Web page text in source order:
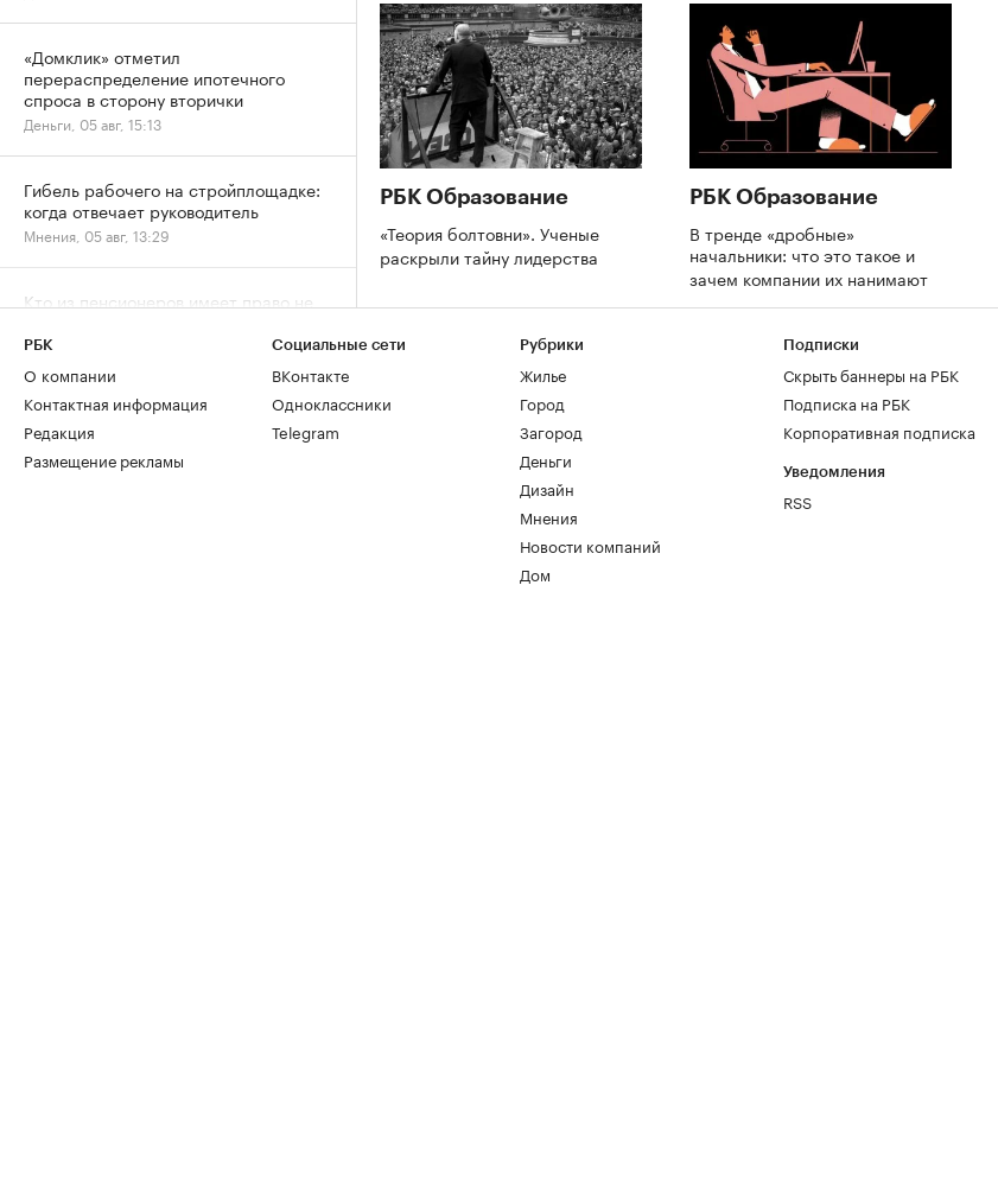
РБК Образование
«Теория болтовни». Ученые
раскрыли тайну лидерства
РБК Образование
В тренде «дробные»
начальники: что это такое и
зачем компании их нанимают
«Домклик» отметил
перераспределение ипотечного
спроса в сторону вторички
Деньги, 05 авг, 15:13
Гибель рабочего на стройплощадке:
когда отвечает руководитель
Мнения, 05 авг, 13:29
Кто из пенсионеров имеет право не
Деньги, 05 авг, 12:15
РБК
О компании
Контактная информация
Редакция
Размещение рекламы
Социальные сети
ВКонтакте
Одноклассники
Telegram
Рубрики
Жилье
Город
Загород
Деньги
Дизайн
Мнения
Новости компаний
Дом
Подписки
Скрыть баннеры на РБК
Подписка на РБК
Корпоративная подписка
Уведомления
RSS